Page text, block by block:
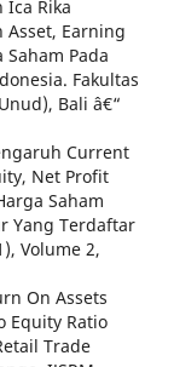
Rika
Earning
Pada
Fakultas
Bali â€“
Current
Net Profit
Saham
Yang Terdaftar
Volume 2,
On Assets
Equity Ratio
Trade